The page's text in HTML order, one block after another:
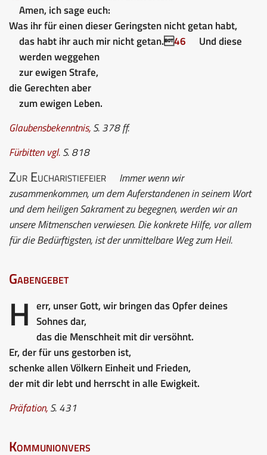
Amen, ich sage euch:
Was ihr für einen dieser Geringsten nicht getan habt,
das habt ihr auch mir nicht getan.46
Und diese
werden weggehen
zur ewigen Strafe,
die Gerechten aber
zum ewigen Leben.
Glaubensbekenntnis,S. 378 ff.
Fürbittenvgl.S. 818
Zur Eucharistiefeier
Immer wenn wir
zusammenkommen, um dem Auferstandenen in seinem Wort
und dem heiligen Sakrament zu begegnen, werden wir an
unsere Mitmenschen verwiesen. Die konkrete Hilfe, vor allem
für die Bedürftigsten, ist der unmittelbare Weg zum Heil.
Gabengebet
H err, unser Gott, wir bringen das Opfer deines
Sohnes dar,
das die Menschheit mit dir versöhnt.
Er, der für uns gestorben ist,
schenke allen Völkern Einheit und Frieden,
der mit dir lebt und herrscht in alle Ewigkeit.
Präfation,S. 431
Kommunionvers